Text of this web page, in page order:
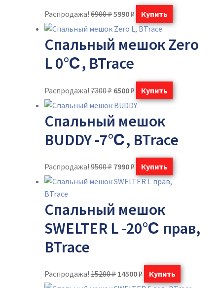
Распродажа! 6900₽5990₽ Купить
Спальный мешок Zero
L 0℃, BTrace
Распродажа! 7300₽ 6500₽ Купить
Спальный мешок
BUDDY -7℃, BTrace
Распродажа! 9500₽ 7990₽ Купить
Спальный мешок
SWELTER L -20℃ прав,
BTrace
Распродажа! 15200₽ 14500₽ Купить